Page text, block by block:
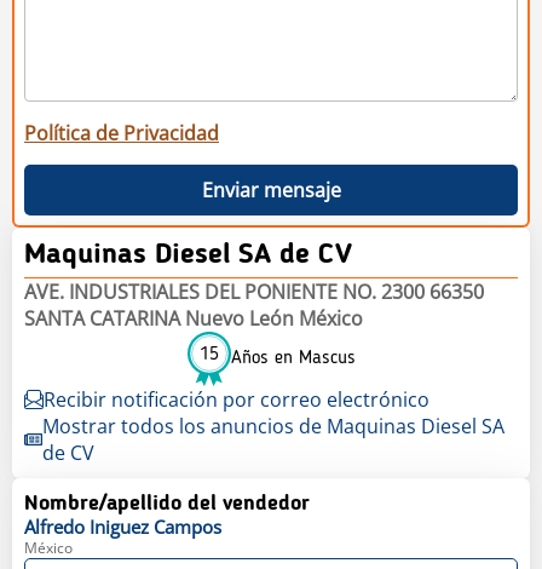
Política de Privacidad
Enviar mensaje
Maquinas Diesel SA de CV
AVE. INDUSTRIALES DEL PONIENTE NO. 2300 66350
SANTA CATARINA Nuevo León México
15 Años en Mascus
Recibir notificación por correo electrónico
Mostrar todos los anuncios de Maquinas Diesel SA
de CV
Nombre/apellido del vendedor
Alfredo Iniguez Campos
México